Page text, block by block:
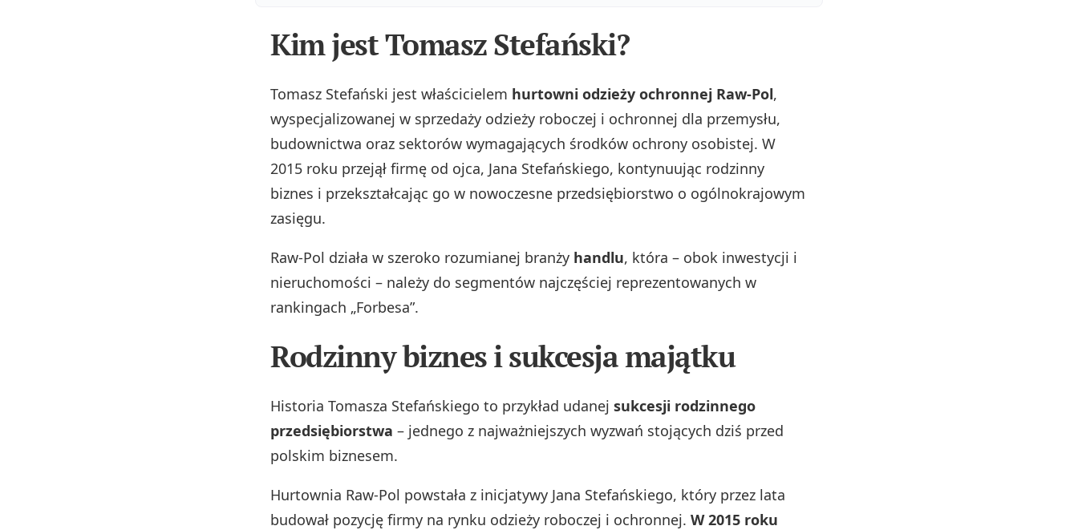
Kim jest Tomasz Stefański?
Tomasz Stefański jest właścicielem hurtowni odzieży ochronnej Raw-Pol,
wyspecjalizowanej w sprzedaży odzieży roboczej i ochronnej dla przemysłu,
budownictwa oraz sektorów wymagających środków ochrony osobistej. W
2015 roku przejął firmę od ojca, Jana Stefańskiego, kontynuując rodzinny
biznes i przekształcając go w nowoczesne przedsiębiorstwo o ogólnokrajowym
zasięgu.
Raw-Pol działa w szeroko rozumianej branży handlu, która – obok inwestycji i
nieruchomości – należy do segmentów najczęściej reprezentowanych w
rankingach „Forbesa”.
Rodzinny biznes i sukcesja majątku
Historia Tomasza Stefańskiego to przykład udanej sukcesji rodzinnego
przedsiębiorstwa – jednego z najważniejszych wyzwań stojących dziś przed
polskim biznesem.
Hurtownia Raw-Pol powstała z inicjatywy Jana Stefańskiego, który przez lata
budował pozycję firmy na rynku odzieży roboczej i ochronnej. W 2015 roku